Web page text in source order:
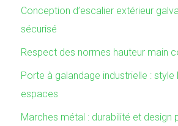
Conception d’escalier extérieur
sécurisé
Respect des normes hauteur main
Porte à galandage industrielle :
espaces
Marches métal : durabilité et design